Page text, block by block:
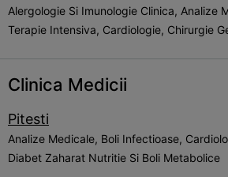
Alergologie Si Imunologie Clinica, Analize
Terapie Intensiva, Cardiologie, Chirurgie
Clinica Medicii
Pitesti
Analize Medicale, Boli Infectioase,
Diabet Zaharat Nutritie Si Boli Metabolice